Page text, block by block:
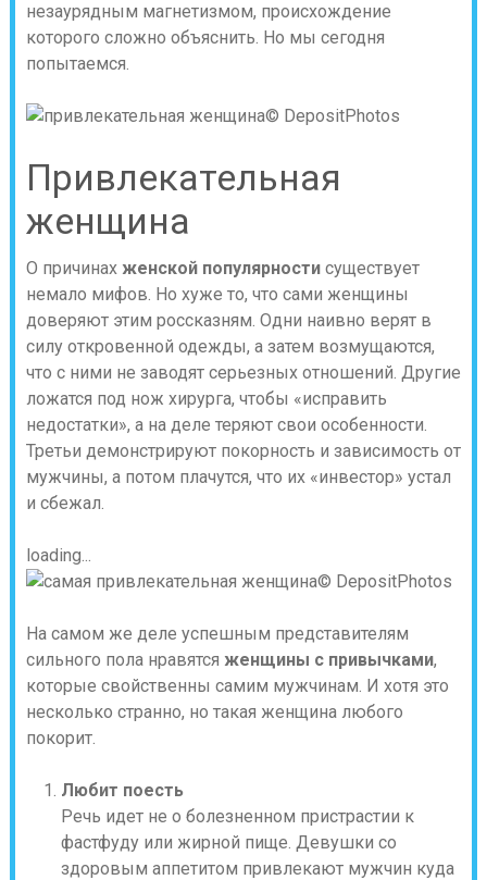
незаурядным магнетизмом, происхождение
которого сложно объяснить. Но мы сегодня
попытаемся.
© DepositPhotos
Привлекательная
женщина
О причинах женской популярностисуществует
немало мифов. Но хуже то, что сами женщины
доверяют этим россказням. Одни наивно верят в
силу откровенной одежды, а затем возмущаются,
что с ними не заводят серьезных отношений. Другие
ложатся под нож хирурга, чтобы «исправить
недостатки», а на деле теряют свои особенности.
Третьи демонстрируют покорность и зависимость от
мужчины, а потом плачутся, что их «инвестор» устал
и сбежал.
loading...
© DepositPhotos
На самом же деле успешным представителям
сильного пола нравятся женщины с привычками,
которые свойственны самим мужчинам. И хотя это
несколько странно, но такая женщина любого
покорит.
Любит поесть
Речь идет не о болезненном пристрастии к
фастфуду или жирной пище. Девушки со
здоровым аппетитом привлекают мужчин куда